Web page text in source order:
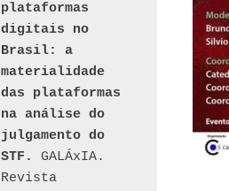
plataformas
digitais no
Brasil: a
materialidade
das plataformas
na análise do
julgamento do
STF.
GALÁxIA.
Revista